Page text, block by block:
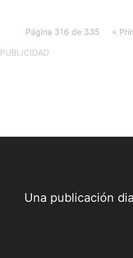
Página 316 de 335 «
PUBLICIDAD
Una publicación